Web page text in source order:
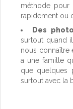
méthode pour
rapidement ou
Des
surtout quand
nous connaître
a une famille
que quelques
surtout avec la